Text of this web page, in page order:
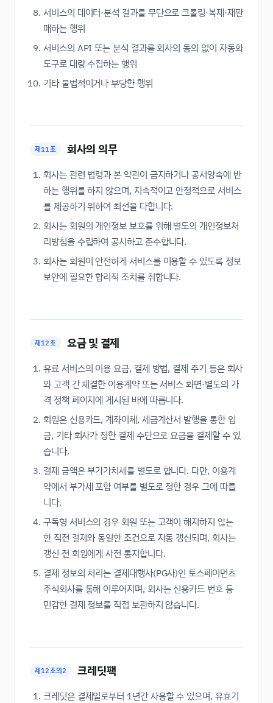
서비스의 데이터·분석 결과를 무단으로 크롤링·복제·재판
매하는 행위
서비스의 API 또는 분석 결과를 회사의 동의 없이 자동화
도구로 대량 수집하는 행위
기타 불법적이거나 부당한 행위
제11조 회사의 의무
회사는 관련 법령과 본 약관이 금지하거나 공서양속에 반
하는 행위를 하지 않으며, 지속적이고 안정적으로 서비스
를 제공하기 위하여 최선을 다합니다.
회사는 회원의 개인정보 보호를 위해 별도의 개인정보처
리방침을 수립하여 공시하고 준수합니다.
회사는 회원이 안전하게 서비스를 이용할 수 있도록 정보
보안에 필요한 합리적 조치를 취합니다.
제12조 요금 및 결제
유료 서비스의 이용 요금, 결제 방법, 결제 주기 등은 회사
와 고객 간 체결한 이용계약 또는 서비스 화면·별도의 가
격 정책 페이지에 게시된 바에 따릅니다.
회원은 신용카드, 계좌이체, 세금계산서 발행을 통한 입
금, 기타 회사가 정한 결제 수단으로 요금을 결제할 수 있
습니다.
결제 금액은 부가가치세를 별도로 합니다. 다만, 이용계
약에서 부가세 포함 여부를 별도로 정한 경우 그에 따릅
니다.
구독형 서비스의 경우 회원 또는 고객이 해지하지 않는
한 직전 결제와 동일한 조건으로 자동 갱신되며, 회사는
갱신 전 회원에게 사전 통지합니다.
결제 정보의 처리는 결제대행사(PG사)인 토스페이먼츠
주식회사를 통해 이루어지며, 회사는 신용카드 번호 등
민감한 결제 정보를 직접 보관하지 않습니다.
제12조의2 크레딧팩
크레딧은 결제일로부터 1년간 사용할 수 있으며, 유효기